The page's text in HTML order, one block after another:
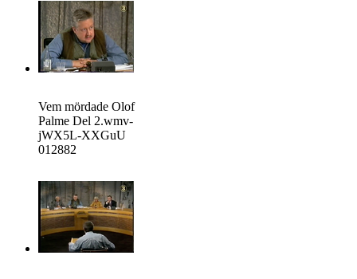
Vem mördade Olof
Palme Del 2.wmv-
jWX5L-XXGuU
012882